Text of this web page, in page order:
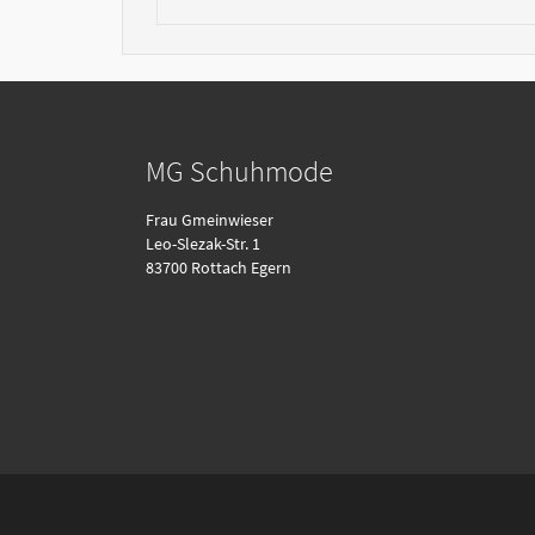
MG Schuhmode
Frau Gmeinwieser
Leo-Slezak-Str. 1
83700 Rottach Egern